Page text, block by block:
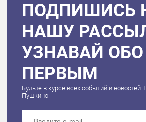
ПОДПИШИСЬ
НАШУ
УЗНАВАЙ
ПЕРВЫМ
Будьте в курсе всех событий и новостей
Пушкино.